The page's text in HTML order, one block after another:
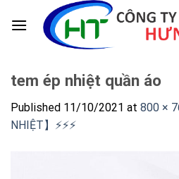
tem ép nhiệt quần áo
Published 11/10/2021 at 800 ×
NHIỆT】⚡️⚡️⚡️